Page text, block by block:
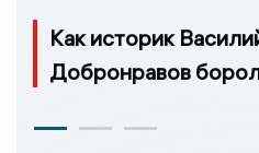
Как историк
Добронравов